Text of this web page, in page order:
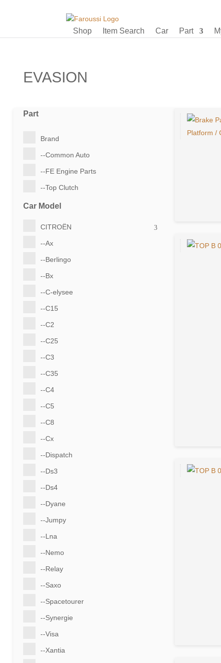
Shop Item Search Car Part
EVASION
Part
Brand
--Common Auto
--FE Engine Parts
--Top Clutch
Car Model
CITROËN
--Ax
--Berlingo
--Bx
--C-elysee
--C15
--C2
--C25
--C3
--C35
--C4
--C5
--C8
--Cx
--Dispatch
--Ds3
--Ds4
--Dyane
--Jumpy
--Lna
--Nemo
--Relay
--Saxo
--Spacetourer
--Synergie
--Visa
--Xantia